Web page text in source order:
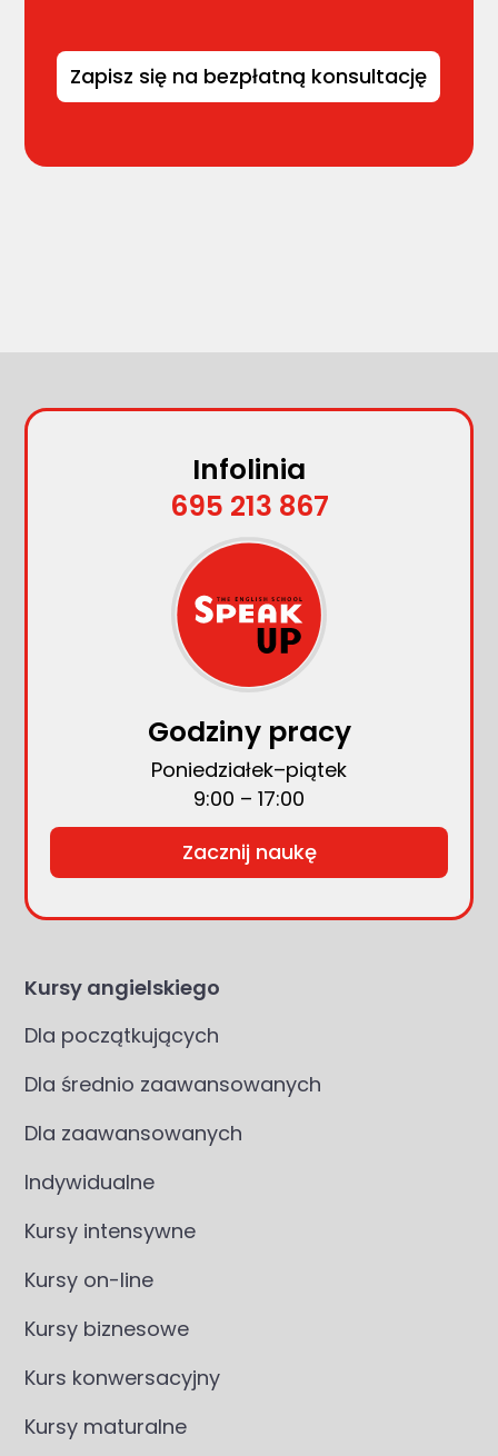
Kursy angielskiego
Dla początkujących
Dla średnio zaawansowanych
Dla zaawansowanych
Indywidualne
Kursy intensywne
Kursy on-line
Kursy biznesowe
Kurs konwersacyjny
Kursy maturalne
Infolinia
695 213 867
Godziny pracy
Poniedziałek–piątek
9:00 – 17:00
Zacznij naukę